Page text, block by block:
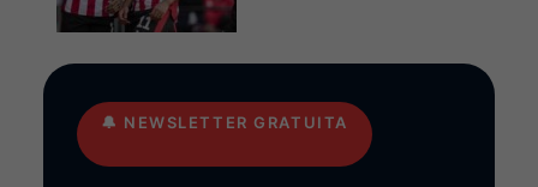
🔔 NEWSLETTER GRATUITA